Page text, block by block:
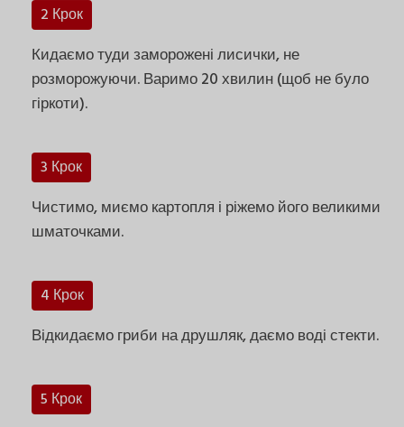
2 Крок
Кидаємо туди заморожені лисички, не
розморожуючи. Варимо 20 хвилин (щоб не було
гіркоти).
3 Крок
Чистимо, миємо картопля і ріжемо його великими
шматочками.
4 Крок
Відкидаємо гриби на друшляк, даємо воді стекти.
5 Крок